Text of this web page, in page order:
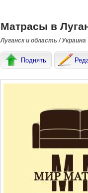
Матрасы в
Луганск и область / Украина
Поднять